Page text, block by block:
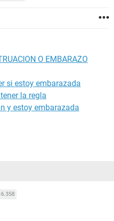
O EMBARAZO
si estoy embarazada
la regla
y estoy embarazada